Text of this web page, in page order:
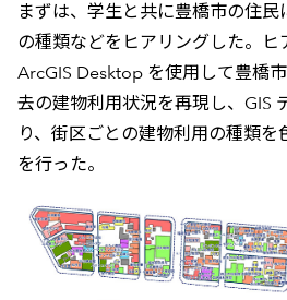
まずは、学生と共に豊橋市の住民
の種類などをヒアリングした。ヒ
ArcGIS Desktop を使用して豊橋
去の建物利用状況を再現し、GIS
り、街区ごとの建物利用の種類
を行った。